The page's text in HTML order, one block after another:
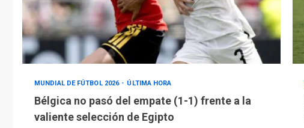
MUNDIAL DE FÚTBOL 2026 ÚLTIMA HORA
Bélgica no pasó del empate (1-1) frente a la
valiente selección de Egipto